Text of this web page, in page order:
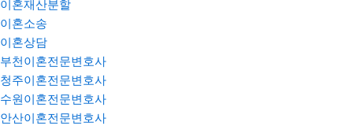
이혼재산분할
이혼소송
이혼상담
부천이혼전문변호사
청주이혼전문변호사
수원이혼전문변호사
안산이혼전문변호사